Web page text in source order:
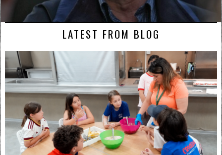
LATEST FROM BLOG